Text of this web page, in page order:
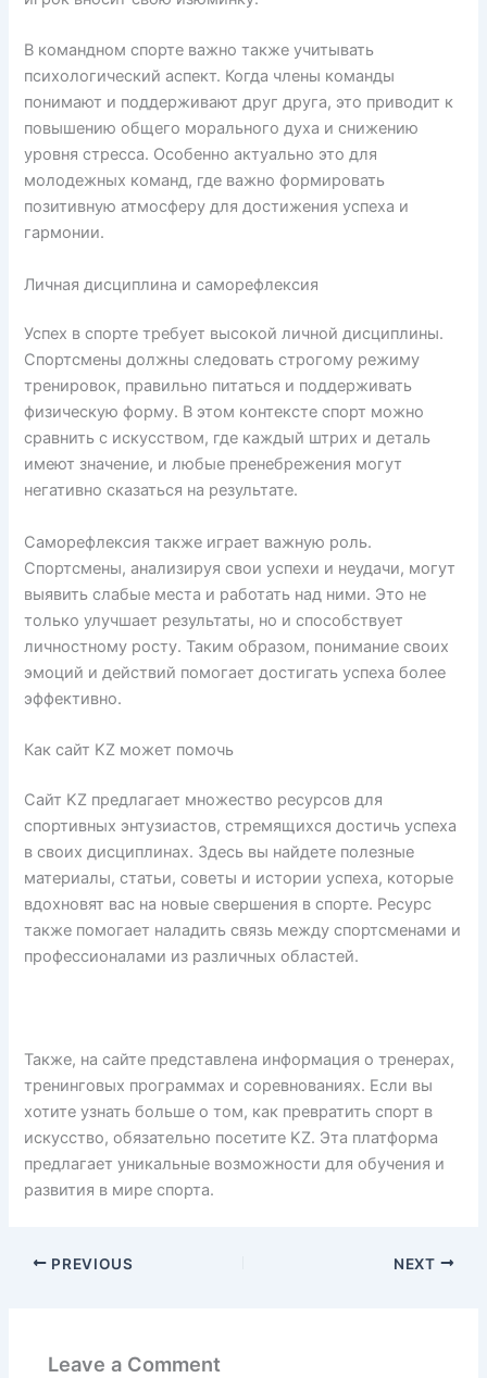
В командном спорте важно также учитывать
психологический аспект. Когда члены команды
понимают и поддерживают друг друга, это приводит к
повышению общего морального духа и снижению
уровня стресса. Особенно актуально это для
молодежных команд, где важно формировать
позитивную атмосферу для достижения успеха и
гармонии.
Личная дисциплина и саморефлексия
Успех в спорте требует высокой личной дисциплины.
Спортсмены должны следовать строгому режиму
тренировок, правильно питаться и поддерживать
физическую форму. В этом контексте спорт можно
сравнить с искусством, где каждый штрих и деталь
имеют значение, и любые пренебрежения могут
негативно сказаться на результате.
Саморефлексия также играет важную роль.
Спортсмены, анализируя свои успехи и неудачи, могут
выявить слабые места и работать над ними. Это не
только улучшает результаты, но и способствует
личностному росту. Таким образом, понимание своих
эмоций и действий помогает достигать успеха более
эффективно.
Как сайт KZ может помочь
Сайт KZ предлагает множество ресурсов для
спортивных энтузиастов, стремящихся достичь успеха
в своих дисциплинах. Здесь вы найдете полезные
материалы, статьи, советы и истории успеха, которые
вдохновят вас на новые свершения в спорте. Ресурс
также помогает наладить связь между спортсменами и
профессионалами из различных областей.
Также, на сайте представлена информация о тренерах,
тренинговых программах и соревнованиях. Если вы
хотите узнать больше о том, как превратить спорт в
искусство, обязательно посетите KZ. Эта платформа
предлагает уникальные возможности для обучения и
развития в мире спорта.
PREVIOUS NEXT
Leave a Comment